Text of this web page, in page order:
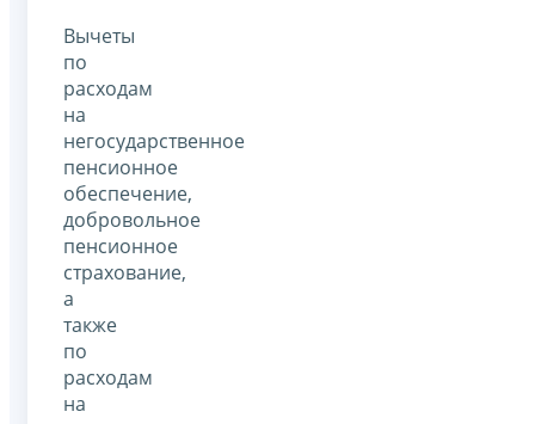
Вычеты
по
расходам
на
негосударственное
пенсионное
обеспечение,
добровольное
пенсионное
страхование,
а
также
по
расходам
на